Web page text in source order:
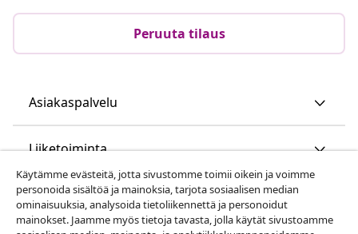
Peruuta tilaus
Asiakaspalvelu
Liiketoiminta
vidaXL
Käytämme evästeitä, jotta sivustomme toimii oikein ja voimme
personoida sisältöä ja mainoksia, tarjota sosiaalisen median
ominaisuuksia, analysoida tietoliikennettä ja personoidut
mainokset. Jaamme myös tietoja tavasta, jolla käytät sivustoamme